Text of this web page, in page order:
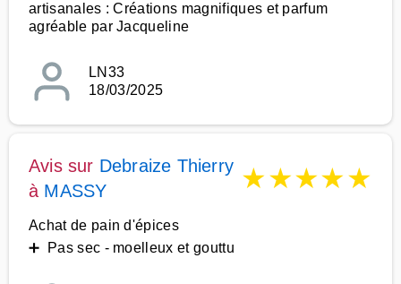
artisanales : Créations magnifiques et parfum
agréable par Jacqueline
LN33
18/03/2025
Avis sur Debraize Thierry
à MASSY ★★★★★
Achat de pain d'épices
➕ Pas sec - moelleux et gouttu